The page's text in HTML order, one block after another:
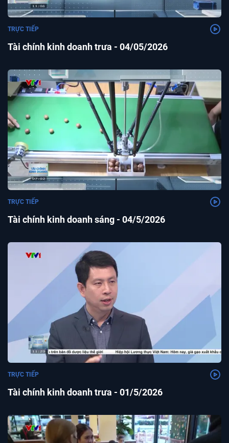
Tài chính kinh doanh trưa - 04/05/2026
TRỰC TIẾP
Tài chính kinh doanh sáng - 04/5/2026
TRỰC TIẾP
Tài chính kinh doanh trưa - 01/5/2026
TRỰC TIẾP